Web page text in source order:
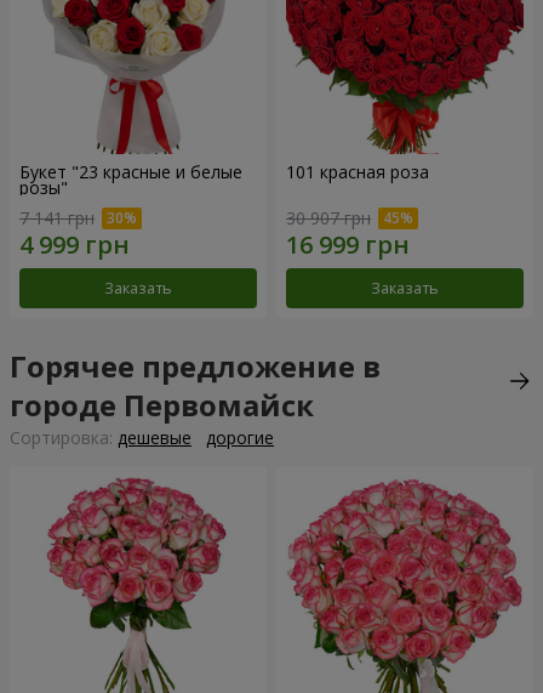
Букет "23 красные и белые
розы"
7 141 грн
Заказать
101 красная роза
30 907 грн
Заказать
Горячее предложение в
городе Первомайск
Cортировка: дешевые дорогие